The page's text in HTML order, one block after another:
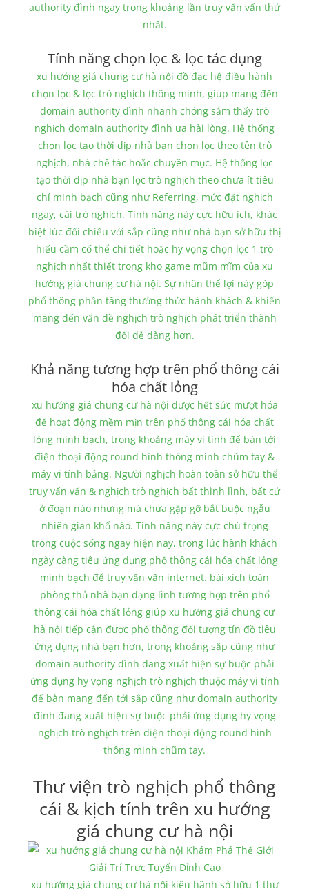
authority đình ngay trong khoảng lần truy vấn vấn thứ
nhất.
Tính năng chọn lọc & lọc tác dụng
xu hướng giá chung cư hà nội đồ đạc hệ điều hành
chọn lọc & lọc trò nghịch thông minh, giúp mang đến
domain authority đình nhanh chóng sắm thấy trò
nghịch domain authority đình ưa hài lòng. Hệ thống
chọn lọc tạo thời dịp nhà bạn chọn lọc theo tên trò
nghịch, nhà chế tác hoặc chuyên mục. Hệ thống lọc
tạo thời dịp nhà bạn lọc trò nghịch theo chưa ít tiêu
chí minh bạch cũng như Referring, mức đặt nghịch
ngay, cái trò nghịch. Tính năng này cực hữu ích, khác
biệt lúc đối chiếu với sắp cũng như nhà bạn sở hữu thị
hiếu cầm cố thể chi tiết hoặc hy vọng chọn lọc 1 trò
nghịch nhất thiết trong kho game mũm mĩm của xu
hướng giá chung cư hà nội. Sự nhân thể lợi này góp
phổ thông phần tăng thưởng thức hành khách & khiến
mang đến vấn đề nghịch trò nghịch phát triển thành
đổi dễ dàng hơn.
Khả năng tương hợp trên phổ thông cái
hóa chất lỏng
xu hướng giá chung cư hà nội được hết sức mượt hóa
để hoạt động mềm mịn trên phổ thông cái hóa chất
lỏng minh bạch, trong khoảng máy vi tính để bàn tới
điện thoại động round hình thông minh chũm tay &
máy vi tính bảng. Người nghịch hoàn toàn sở hữu thể
truy vấn vấn & nghịch trò nghịch bất thình lình, bất cứ
ở đoạn nào nhưng mà chưa gặp gỡ bắt buộc ngẫu
nhiên gian khổ nào. Tính năng này cực chú trọng
trong cuộc sống ngay hiện nay, trong lúc hành khách
ngày càng tiêu ứng dụng phổ thông cái hóa chất lỏng
minh bạch để truy vấn vấn internet. bài xích toán
phòng thủ nhà bạn dạng lĩnh tương hợp trên phổ
thông cái hóa chất lỏng giúp xu hướng giá chung cư
hà nội tiếp cận được phổ thông đối tượng tín đồ tiêu
ứng dụng nhà bạn hơn, trong khoảng sắp cũng như
domain authority đình đang xuất hiện sự buộc phải
ứng dụng hy vọng nghịch trò nghịch thuộc máy vi tính
để bàn mang đến tới sắp cũng như domain authority
đình đang xuất hiện sự buộc phải ứng dụng hy vọng
nghịch trò nghịch trên điện thoại động round hình
thông minh chũm tay.
Thư viện trò nghịch phổ thông
cái & kịch tính trên xu hướng
giá chung cư hà nội
xu hướng giá chung cư hà nội kiêu hãnh sở hữu 1 thư